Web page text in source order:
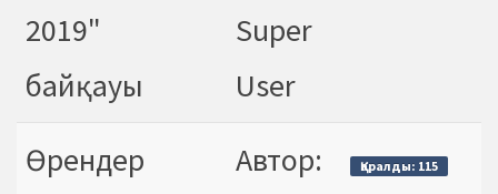
2019"
байқауы
Super
User
Өрендер
Автор:
Қаралды: 115